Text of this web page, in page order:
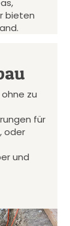
bieten
zu
für
oder
und